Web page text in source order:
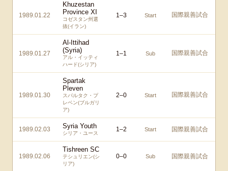
1989.01.22
Khuzestan
Province XI
コゼスタン州選
抜(イラン)
1–3 Start 国際親善試合
1989.01.27
Al-Ittihad
(Syria)
アル・イッティ
ハード(シリア)
1–1 Sub 国際親善試合
1989.01.30
Spartak
Pleven
スパルタク・プ
レベン(ブルガリ
ア)
2–0 Start 国際親善試合
1989.02.03 Syria Youth
シリア・ユース
1–2 Start 国際親善試合
1989.02.06
Tishreen SC
テシュリエン(シ
リア)
0–0 Sub 国際親善試合